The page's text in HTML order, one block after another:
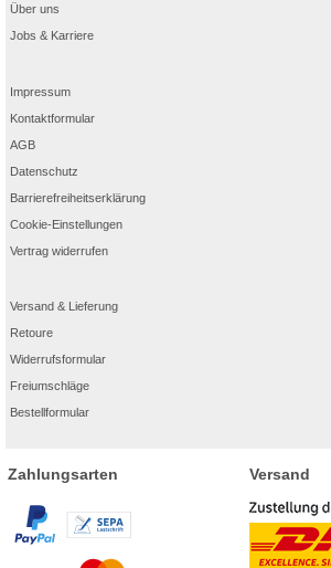
Über uns
Jobs & Karriere
Impressum
Kontaktformular
AGB
Datenschutz
Barrierefreiheitserklärung
Cookie-Einstellungen
Vertrag widerrufen
Versand & Lieferung
Retoure
Widerrufsformular
Freiumschläge
Bestellformular
Zahlungsarten Versand